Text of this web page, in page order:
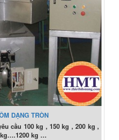
DẠNG TRÒN
cầu 100 kg , 150 kg , 200 kg ,
kg….1200 kg …